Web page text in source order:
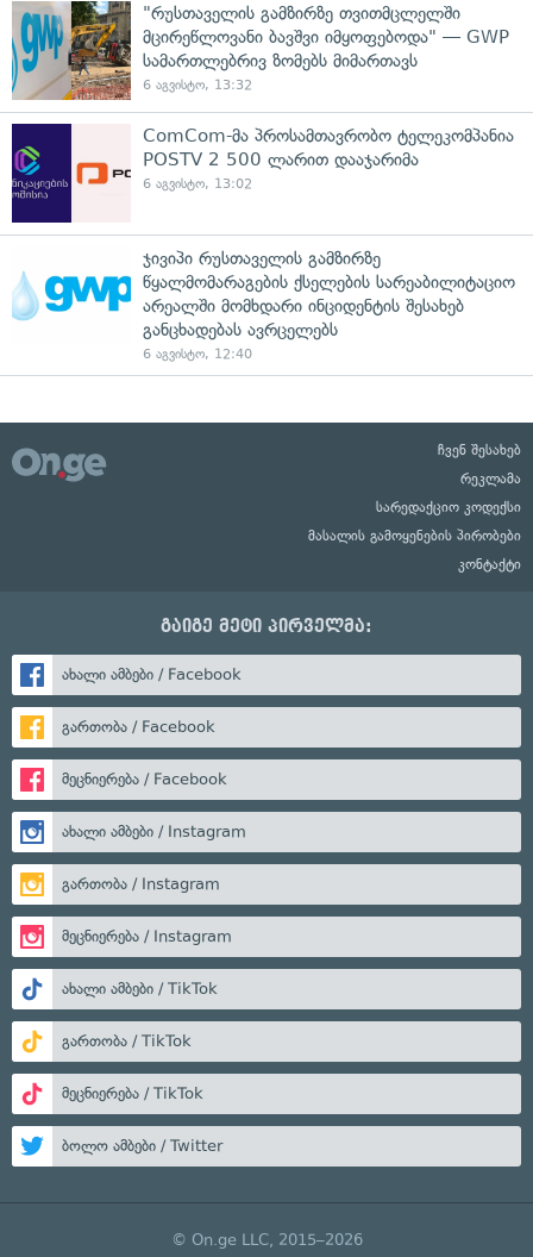
"რუსთაველის გამზირზე თვითმცლელში
მცირეწლოვანი ბავშვი იმყოფებოდა" — GWP
სამართლებრივ ზომებს მიმართავს
6 აგვისტო, 13:32
ComCom-მა პროსამთავრობო ტელეკომპანია
POSTV 2 500 ლარით დააჯარიმა
6 აგვისტო, 13:02
ჯივიპი რუსთაველის გამზირზე
წყალმომარაგების ქსელების სარეაბილიტაციო
არეალში მომხდარი ინციდენტის შესახებ
განცხადებას ავრცელებს
6 აგვისტო, 12:40
ჩვენ შესახებ
რეკლამა
სარედაქციო კოდექსი
მასალის გამოყენების პირობები
კონტაქტი
გაიგე მეტი პირველმა:
ახალი ამბები / Facebook
გართობა / Facebook
მეცნიერება / Facebook
ახალი ამბები / Instagram
გართობა / Instagram
მეცნიერება / Instagram
ახალი ამბები / TikTok
გართობა / TikTok
მეცნიერება / TikTok
ბოლო ამბები / Twitter
© On.ge LLC, 2015–2026